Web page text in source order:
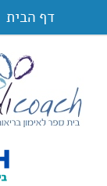
דף הבית